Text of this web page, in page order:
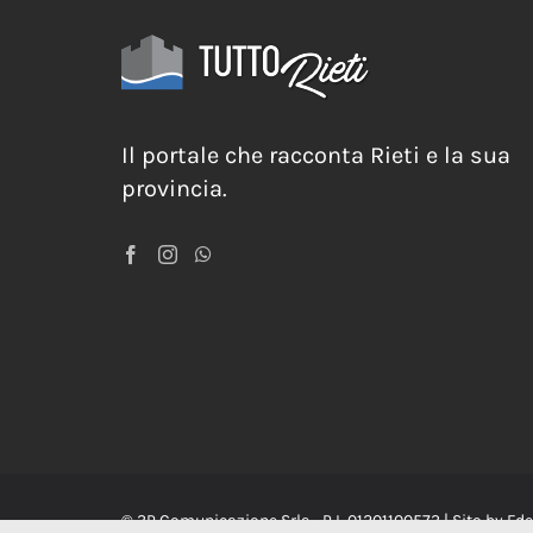
Il portale che racconta Rieti e la sua
provincia.
© 3P Comunicazione Srls - P.I. 01201100573 | Sito by